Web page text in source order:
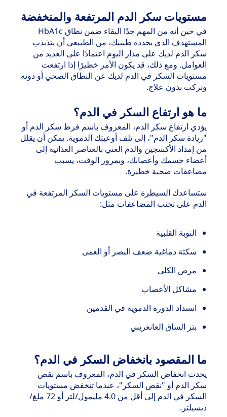
مستويات سكر الدم المرتفعة والمنخفضة
في حين أنه من المهم جدًا البقاء ضمن نطاق HbA1c
المستهدف الذي يحدده طبيبك، من الطبيعي أن يتذبذب
سكر الدم لديك على مدار اليوم اعتمادًا على العديد من
العوامل. ومع ذلك، قد يكون الأمر خطيرًا إذا ارتفعت
مستويات السكر في الدم لديك عن النطاق الصحي أو دونه
وتركت بدون علاج.
ما هو ارتفاع السكر في الدم؟
يؤدي ارتفاع سكر الدم، المعروف باسم فرط سكر الدم أو
"زيادة سكر الدم"، إلى تلف أوعيتك الدموية. يمكن أن يقلل
من إمداد الأكسجين والدم الغني بالعناصر الغذائية إلى
أعضاء جسمك وأعصابك، وبمرور الوقت، يسبب
مضاعفات صحية خطيرة.
ستساعدك السيطرة على مستويات السكر المرتفعة في
الدم على تجنب المضاعفات مثل:
النوبة القلبية
سكتة دماغية ضعف البصر أو العمى
مرض الكلى
مشاكل الأعصاب
انسداد الدورة الدموية في القدمين
بتر الساق الغانغريني
ما المقصود بانخفاض السكر في الدم؟
يحدث انخفاض السكر في الدم، المعروف باسم نقص
سكر الدم أو "نقص السكر"، عندما تنخفض مستويات
السكر في الدم إلى أقل من 4.0 مليمول/لتر أو 72 ملغ/
ديسيلتر.